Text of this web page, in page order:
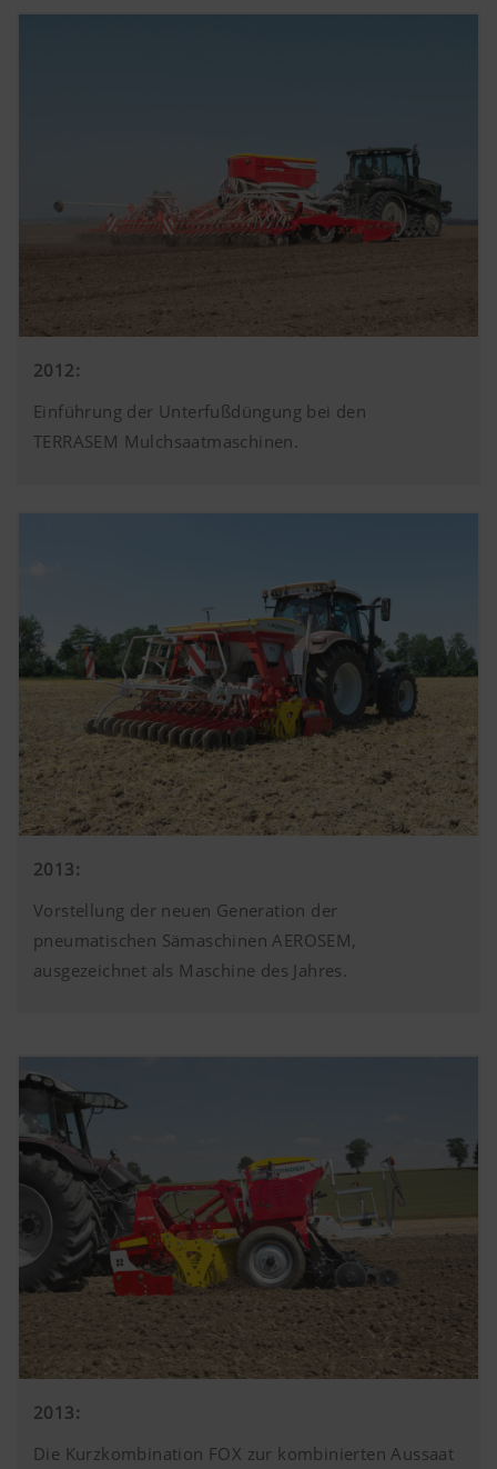
2012:
Einführung der Unterfußdüngung bei den
TERRASEM Mulchsaatmaschinen.
2013:
Vorstellung der neuen Generation der
pneumatischen Sämaschinen AEROSEM,
ausgezeichnet als Maschine des Jahres.
2013:
Die Kurzkombination FOX zur kombinierten Aussaat